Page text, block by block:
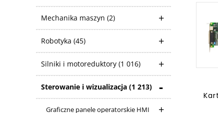
Mechanika maszyn (2)
Robotyka (45)
Silniki i motoreduktory (1 016)
Sterowanie i wizualizacja (1 213)
Graficzne panele operatorskie HMI